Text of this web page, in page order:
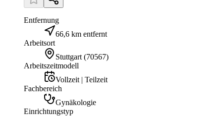
Entfernung
66,6 km entfernt
Arbeitsort
Stuttgart (70567)
Arbeitszeitmodell
Vollzeit | Teilzeit
Fachbereich
Gynäkologie
Einrichtungstyp